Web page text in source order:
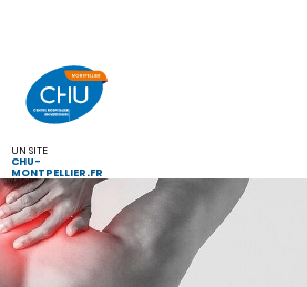
UN SITE
CHU-
MONTPELLIER.FR